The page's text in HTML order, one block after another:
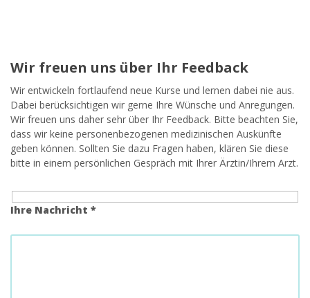
Wir freuen uns über Ihr Feedback
Wir entwickeln fortlaufend neue Kurse und lernen dabei nie aus.
Dabei berücksichtigen wir gerne Ihre Wünsche und Anregungen.
Wir freuen uns daher sehr über Ihr Feedback. Bitte beachten Sie,
dass wir keine personenbezogenen medizinischen Auskünfte
geben können. Sollten Sie dazu Fragen haben, klären Sie diese
bitte in einem persönlichen Gespräch mit Ihrer Ärztin/Ihrem Arzt.
Ihre Nachricht *